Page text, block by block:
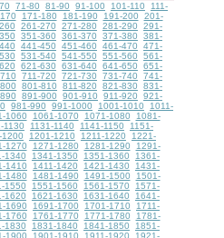
71-80 81-90 91-100 101-110
111-
171-180 181-190 191-200
201-
261-270 271-280 281-290
291-
351-360 361-370 371-380
381-
441-450 451-460 461-470
471-
531-540 541-550 551-560
561-
621-630 631-640 641-650
651-
711-720 721-730 731-740
741-
801-810 811-820 821-830
831-
891-900 901-910 911-920
921-
981-990 991-1000 1001-1010
1011-
1060 1061-1070 1071-1080
1081-
1130 1131-1140 1141-1150
1151-
1200 1201-1210 1211-1220
1221-
1270 1271-1280 1281-1290
1291-
1340 1341-1350 1351-1360
1361-
1410 1411-1420 1421-1430
1431-
1480 1481-1490 1491-1500
1501-
1550 1551-1560 1561-1570
1571-
1620 1621-1630 1631-1640
1641-
1690 1691-1700 1701-1710
1711-
1760 1761-1770 1771-1780
1781-
1830 1831-1840 1841-1850
1851-
1900 1901-1910 1911-1920
1921-